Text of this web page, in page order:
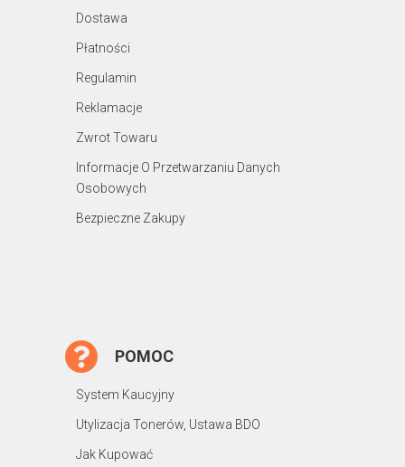
Dostawa
Płatności
Regulamin
Reklamacje
Zwrot Towaru
Informacje O Przetwarzaniu Danych
Osobowych
Bezpieczne Zakupy
POMOC
System Kaucyjny
Utylizacja Tonerów, Ustawa BDO
Jak Kupować